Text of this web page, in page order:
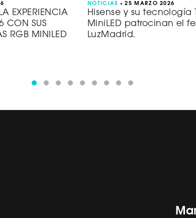
EXPERIENCIA
CON SUS
RGB MINILED
NOTICIAS 25 MARZO 2026
Hisense y su tecnología
MiniLED patrocinan el
LuzMadrid.